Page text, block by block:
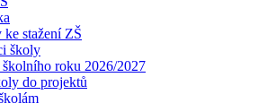
stažení ZŠ
školy
školního roku 2026/2027
do projektů